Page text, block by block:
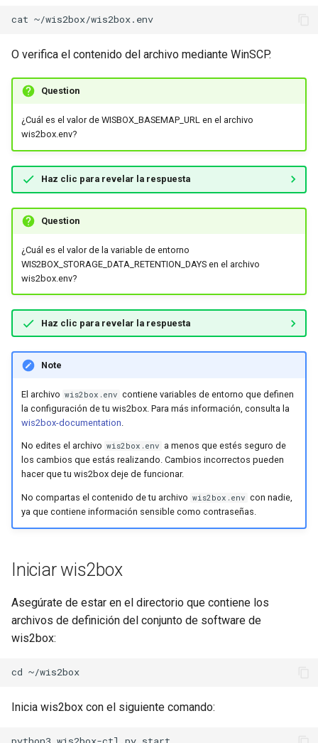
cat
O verifica el contenido del archivo mediante WinSCP.
Question
¿Cuál es el valor de WISBOX_BASEMAP_URL en el archivo
wis2box.env?
Haz clic para revelar la respuesta
Question
¿Cuál es el valor de la variable de entorno
WIS2BOX_STORAGE_DATA_RETENTION_DAYS en el archivo
wis2box.env?
Haz clic para revelar la respuesta
Note
El archivo wis2box.env contiene variables de entorno que definen
la configuración de tu wis2box. Para más información, consulta la
wis2box-documentation
No edites el archivo wis2box.env a menos que estés seguro de
los cambios que estás realizando. Cambios incorrectos pueden
hacer que tu wis2box deje de funcionar.
No compartas el contenido de tu archivo wis2box.env con nadie,
ya que contiene información sensible como contraseñas.
Iniciar wis2box
Asegúrate de estar en el directorio que contiene los
archivos de definición del conjunto de software de
wis2box:
Inicia wis2box con el siguiente comando: